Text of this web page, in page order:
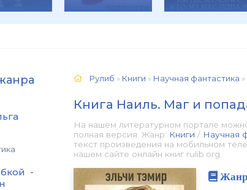
-
Рулиб » Книги » Научная фантастика
Книга Наиль. Маг и
На нашем литературном портале
полная версия. Жанр: Книги / Научная
текст произведения на мобильном
нашем сайте онлайн книг rulib.org.